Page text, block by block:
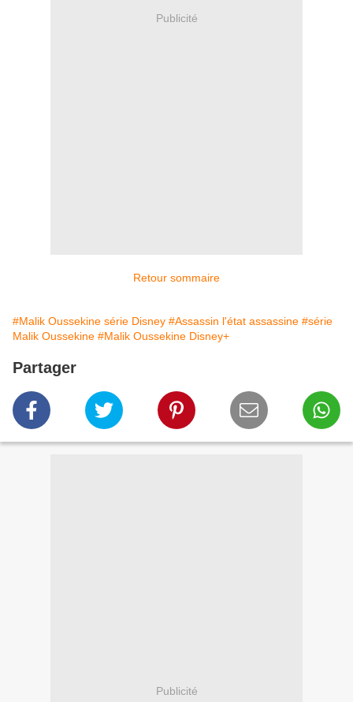
Publicité
Retour sommaire
#Malik Oussekine série Disney #Assassin l'état assassine #série
Malik Oussekine #Malik Oussekine Disney+
Partager
Publicité